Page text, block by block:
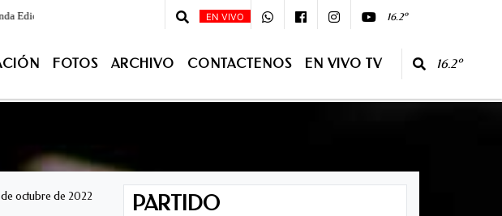
CONDUCE:Juan José Juarez - Tef.3877-439295 -
EN VIVO 16.2º
EN VIVO TV
FOTOS ARCHIVO CONTACTENOS EN VIVO TV 16.2º
de octubre de 2022 PARTIDO